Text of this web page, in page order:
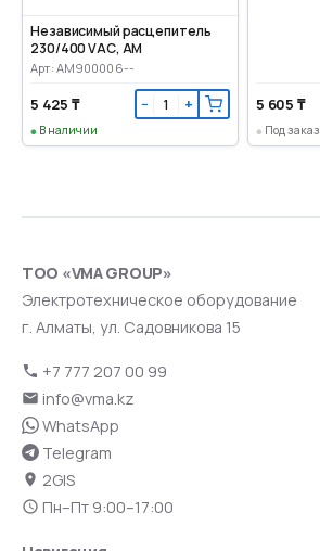
Независимый расцепитель
230/400 VАС, AM
Арт: AM900006--
5 425 ₸ − +
В наличии
5 605 ₸
Под заказ
ТОО «VMA GROUP»
Электротехническое оборудование
г. Алматы, ул. Садовникова 15
+7 777 207 00 99
info@vma.kz
WhatsApp
Telegram
2GIS
Пн–Пт 9:00–17:00